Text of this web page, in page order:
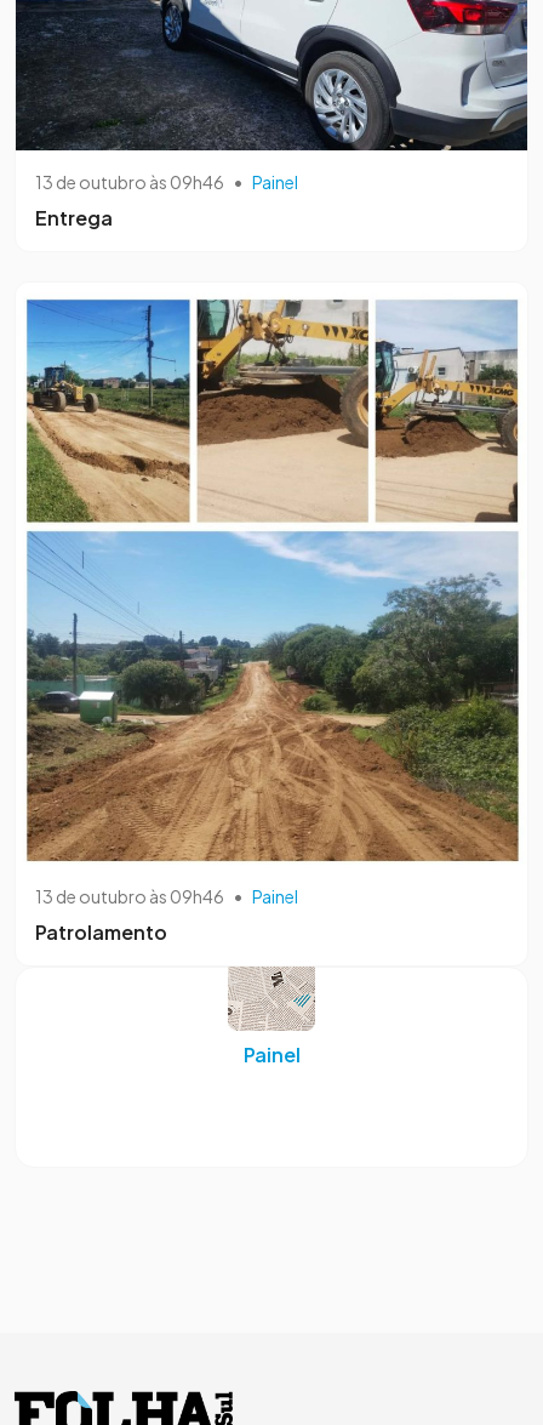
13 de outubro às 09h46 • Painel
Entrega
13 de outubro às 09h46 • Painel
Patrolamento
Painel